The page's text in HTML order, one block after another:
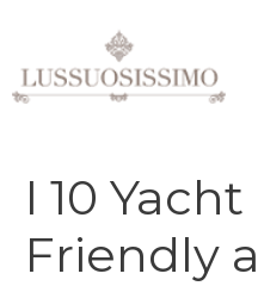
contenuto
I 10
Friendly